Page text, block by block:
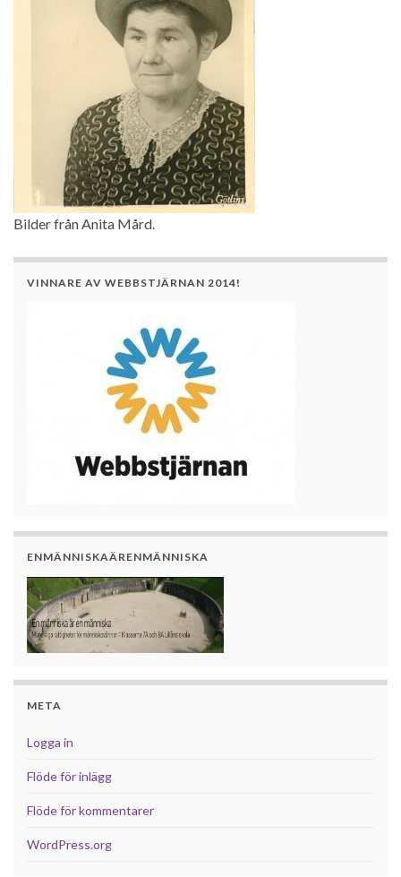
Bilder från Anita Mård.
VINNARE AV WEBBSTJÄRNAN 2014!
ENMÄNNISKAÄRENMÄNNISKA
META
Logga in
Flöde för inlägg
Flöde för kommentarer
WordPress.org